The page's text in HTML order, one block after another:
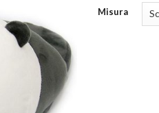
Misura